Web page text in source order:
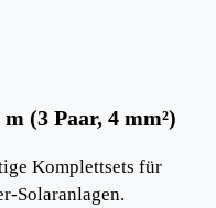
(3 Paar, 4 mm²)
Komplettsets für
Solaranlagen.